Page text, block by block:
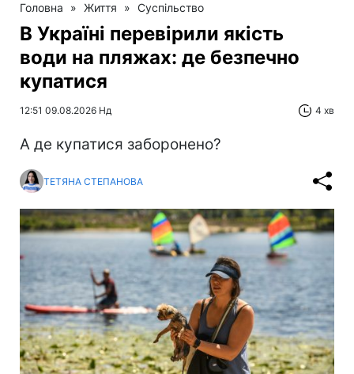
Головна » Життя » Суспільство
В Україні перевірили якість
води на пляжах: де безпечно
купатися
12:51 09.08.2026 Нд 4 хв
А де купатися заборонено?
ТЕТЯНА СТЕПАНОВА